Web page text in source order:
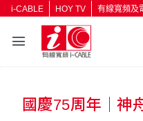
i-CABLE HOY TV 有線寬頻及
返回
按輸
國慶75周年｜神